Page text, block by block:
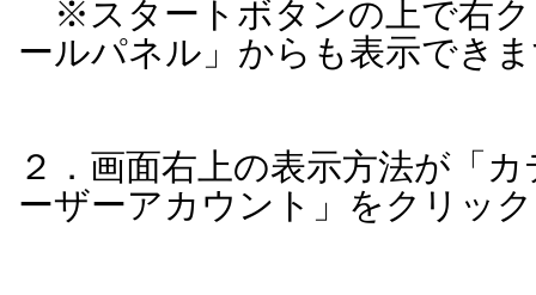
※スタートボタンの上で右ク
ールパネル」からも表示でき
２．画面右上の表示方法が「
ーザーアカウント」をクリッ